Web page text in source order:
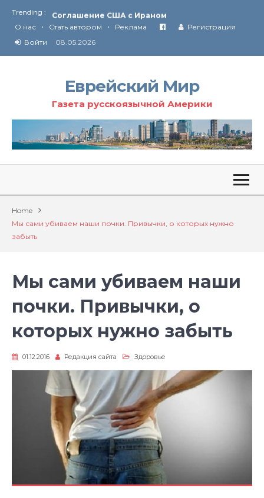
Trending :
Соглашение США с Ираном
Технология Революции в Иране
О нас • Стать автором • Реклама
Регистрация
Войти
08.05.2026
Еврейский Мир
Газета русскоязычной Америки
Home
Мы сами убиваем наши почки. Привычки, о которых нужно
забыть
Мы сами убиваем наши
почки. Привычки, о
которых нужно забыть
01.12.2016 Редакция сайта Здоровье